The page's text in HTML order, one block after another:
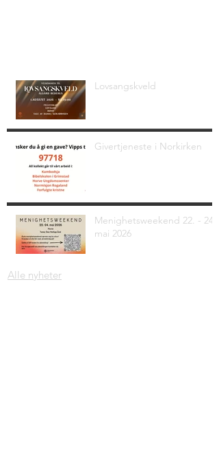
Lovsangskveld
Givertjeneste i Norkirken
Menighetsweekend 22. - 24.
mai 2026
Alle nyheter